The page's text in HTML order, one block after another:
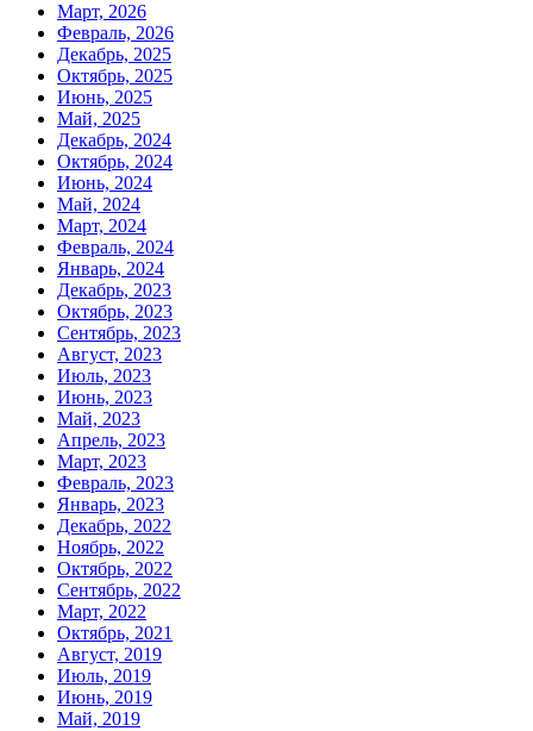
Март, 2026
Февраль, 2026
Декабрь, 2025
Октябрь, 2025
Июнь, 2025
Май, 2025
Декабрь, 2024
Октябрь, 2024
Июнь, 2024
Май, 2024
Март, 2024
Февраль, 2024
Январь, 2024
Декабрь, 2023
Октябрь, 2023
Сентябрь, 2023
Август, 2023
Июль, 2023
Июнь, 2023
Май, 2023
Апрель, 2023
Март, 2023
Февраль, 2023
Январь, 2023
Декабрь, 2022
Ноябрь, 2022
Октябрь, 2022
Сентябрь, 2022
Март, 2022
Октябрь, 2021
Август, 2019
Июль, 2019
Июнь, 2019
Май, 2019